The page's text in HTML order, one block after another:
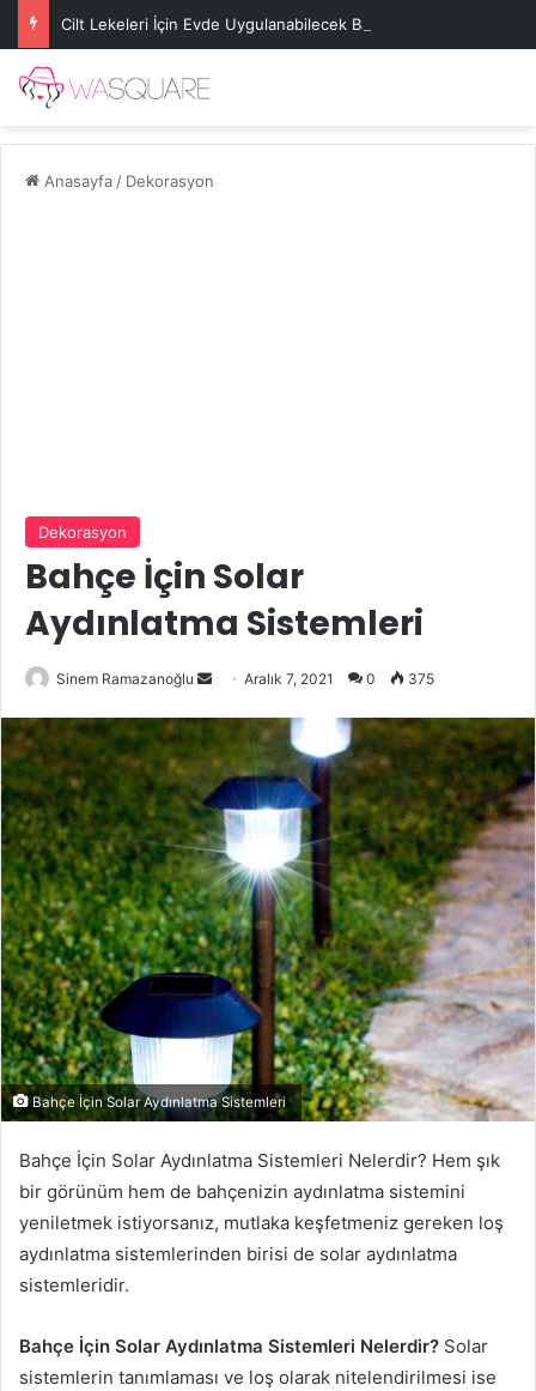
Cilt Lekeleri İçin Evde Uygulanabilecek Basit Maskeler
Anasayfa/ Dekorasyon
Dekorasyon
Bahçe İçin Solar
Aydınlatma Sistemleri
Sinem Ramazanoğlu
Bir
posta
göndermek
Aralık 7, 2021 0 375
Bahçe İçin Solar Aydınlatma Sistemleri
Bahçe İçin Solar Aydınlatma Sistemleri Nelerdir? Hem şık
bir görünüm hem de bahçenizin aydınlatma sistemini
yeniletmek istiyorsanız, mutlaka keşfetmeniz gereken loş
aydınlatma sistemlerinden birisi de solar aydınlatma
sistemleridir.
Bahçe İçin Solar Aydınlatma Sistemleri Nelerdir? Solar
sistemlerin tanımlaması ve loş olarak nitelendirilmesi ise